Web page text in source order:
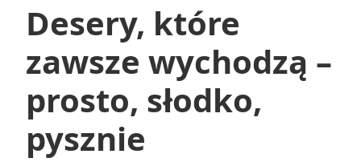
Desery, które
zawsze wychodzą –
prosto, słodko,
pysznie